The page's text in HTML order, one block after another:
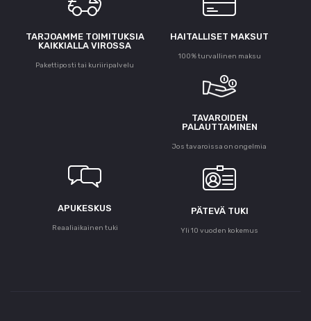
TARJOAMME TOIMITUKSIA
KAIKKIALLA VIROSSA
Pakettiposti tai kuriiripalvelu
HAITALLISET MAKSUT
100% turvallinen maksu
TAVAROIDEN
PALAUTTAMINEN
Jos tavaroissa on ongelmia
APUKESKUS
Reaaliaikainen tuki
PÄTEVÄ TUKI
Yli 10 vuoden kokemus